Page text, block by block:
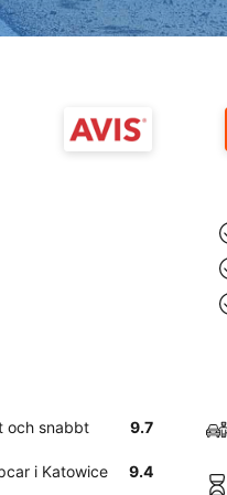
och snabbt 9.7
i Katowice 9.4